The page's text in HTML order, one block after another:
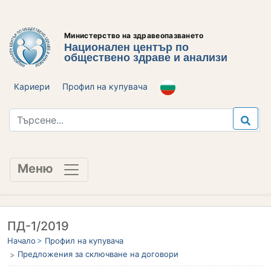
Министерство на здравеопазването
Национален център по
обществено здраве и анализи
Кариери Профил на купувача
Меню
ПД-1/2019
Начало
Профил на купувача
Предложения за сключване на договори